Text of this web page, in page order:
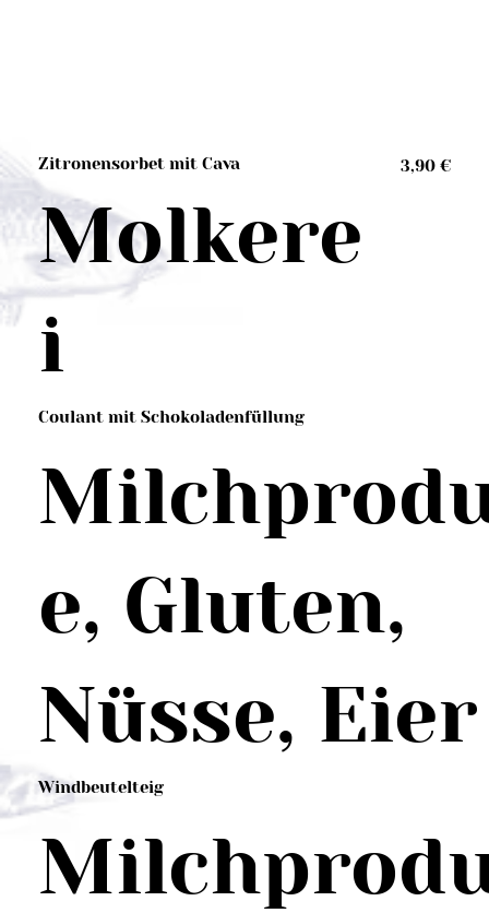
Zitronensorbet mit Cava
Molkere
i
3,90 €
Coulant mit Schokoladenfüllung
e, Gluten,
Nüsse, Eier
Windbeutelteig